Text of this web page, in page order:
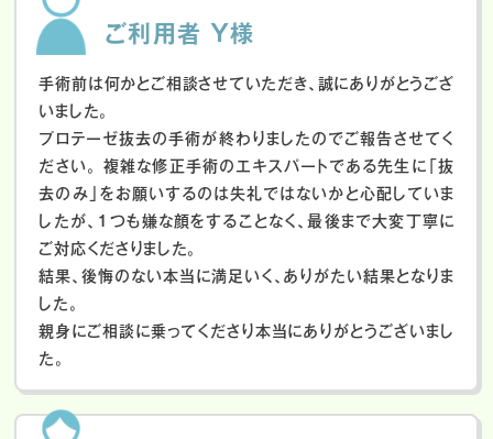
ご利用者 Y様
手術前は何かとご相談させていただき、誠にありがとうござ
いました。
プロテーゼ抜去の手術が終わりましたのでご報告させてく
ださい。
複雑な修正手術のエキスパートである先生に「抜
去のみ」をお願いするのは失礼ではないかと心配していま
したが、１つも嫌な顔をすることなく、最後まで大変丁寧に
ご対応くださりました。
結果、後悔のない本当に満足いく、ありがたい結果となりま
した。
親身にご相談に乗ってくださり本当にありがとうございまし
た。